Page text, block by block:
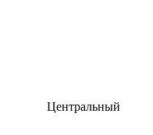
Центральный